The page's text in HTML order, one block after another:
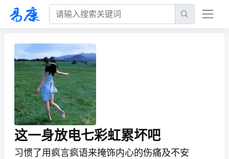
这一身放电七彩虹累坏吧
习惯了用疯言疯语来掩饰内心的伤痛及不安